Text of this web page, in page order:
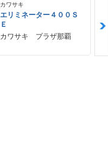
カワサキ
エリミネーター４００Ｓ
Ｅ
カワサキ プラザ那覇